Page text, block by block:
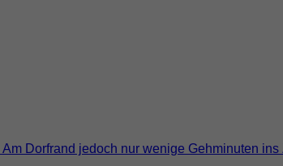
Dorfrand jedoch nur wenige Gehminuten ins